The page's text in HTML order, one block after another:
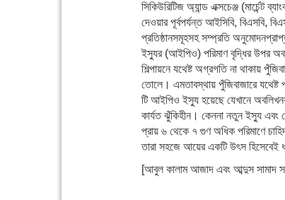
সিকিউরিটিজ অ্যান্ড এক্সচেঞ্জ (মার্চেন্ট
দেওয়ার পূর্বপর্যন্ত আইসিবি, বিএসবি,
প্রতিষ্ঠানসমূহসহ সম্প্রতি অনুমোদনপ্রাপ্ত
ইস্যুর (আইপিও) পরিমাণ বৃদ্ধির উপর
শিল্পায়নে যথেষ্ট অগ্রগতি না থাকায়
তোলে। এমতাবস্থায় পুঁজিবাজারে
টি আইপিও ইস্যু হয়েছে যেখানে
কার্যত ঝুঁকিহীন। কেননা নতুন ইস্যু এবং
প্রায় ৬ থেকে ৭ গুণ অধিক পরিমাণে
তারা সহজে আয়ের একটি উৎস হিসেবেই
[আবুল কালাম আজাদ এবং আব্দুস সামাদ